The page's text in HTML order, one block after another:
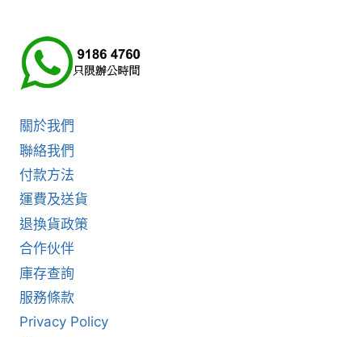
關於我們
聯絡我們
付款方法
運費及送貨
退換貨政策
合作伙伴
庫存查詢
服務條款
Privacy Policy